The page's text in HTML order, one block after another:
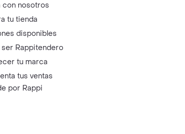
con nosotros
tu tienda
disponibles
Rappitendero
tu marca
tus ventas
por Rappi